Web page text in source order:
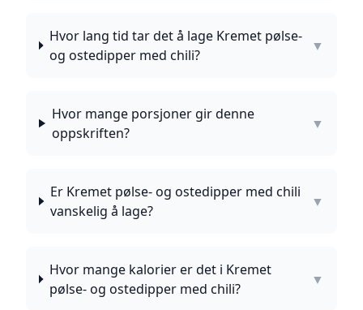
Hvor lang tid tar det å lage Kremet pølse-
og ostedipper med chili?
▼
Hvor mange porsjoner gir denne
oppskriften?
▼
Er Kremet pølse- og ostedipper med chili
vanskelig å lage?
▼
Hvor mange kalorier er det i Kremet
pølse- og ostedipper med chili?
▼